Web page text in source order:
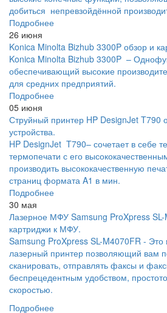
добиться непревзойдённой
Подробнее
26 июня
Konica Minolta Bizhub 3300P обзор и
Konica Minolta Bizhub 3300P –
обеспечивающий высокие
для средних предприятий.
Подробнее
05 июня
Струйный принтер HP DesignJet T790
устройства.
HP DesignJet T790– сочетает в себе
термопечати с его
производить высококачественную
страниц формата A1 в мин.
Подробнее
30 мая
Лазерное МФУ Samsung ProXpress SL-
картриджи к МФУ.
Samsung ProXpress SL-M4070FR -
лазерный принтер позволяющий вам
сканировать, отправлять факсы и
беспрецедентным удобством,
скоростью.
Подробнее